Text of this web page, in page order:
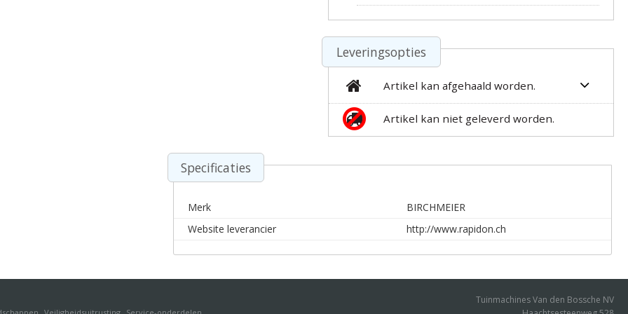
Leveringsopties
Artikel kan afgehaald worden.
Artikel kan niet geleverd worden.
Specificaties
Merk
BIRCHMEIER
Website leverancier
http://www.rapidon.ch
Tuinmachines Van den Bossche NV